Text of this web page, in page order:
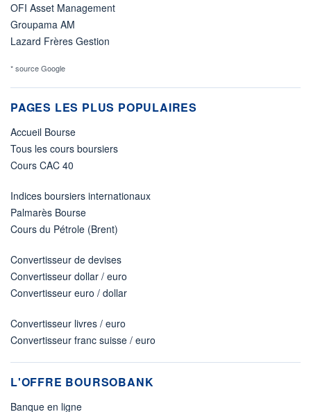
OFI Asset Management
Groupama AM
Lazard Frères Gestion
* source Google
PAGES LES PLUS POPULAIRES
Accueil Bourse
Tous les cours boursiers
Cours CAC 40
Indices boursiers internationaux
Palmarès Bourse
Cours du Pétrole (Brent)
Convertisseur de devises
Convertisseur dollar / euro
Convertisseur euro / dollar
Convertisseur livres / euro
Convertisseur franc suisse / euro
L'OFFRE BOURSOBANK
Banque en ligne